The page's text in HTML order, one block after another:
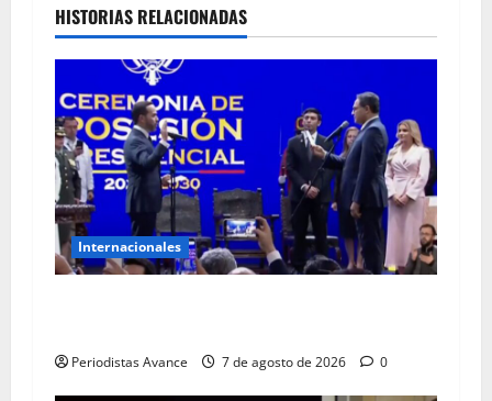
HISTORIAS RELACIONADAS
Internacionales
Periodistas Avance 7 de agosto de 2026 0